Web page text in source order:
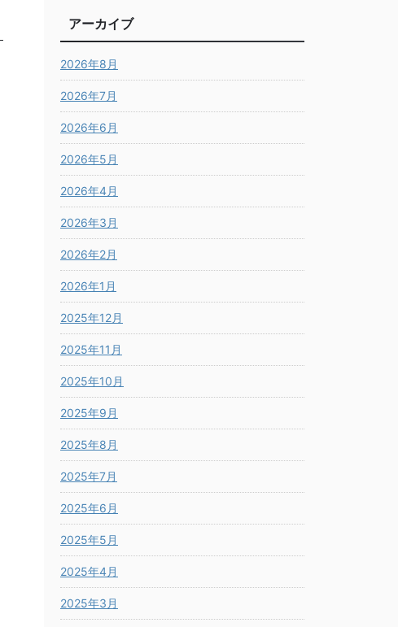
アーカイブ
2026年8月
2026年7月
2026年6月
2026年5月
2026年4月
2026年3月
2026年2月
2026年1月
2025年12月
2025年11月
2025年10月
2025年9月
2025年8月
2025年7月
2025年6月
2025年5月
2025年4月
2025年3月